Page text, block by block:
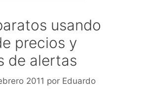
usando
precios y
de alertas
2011 por Eduardo